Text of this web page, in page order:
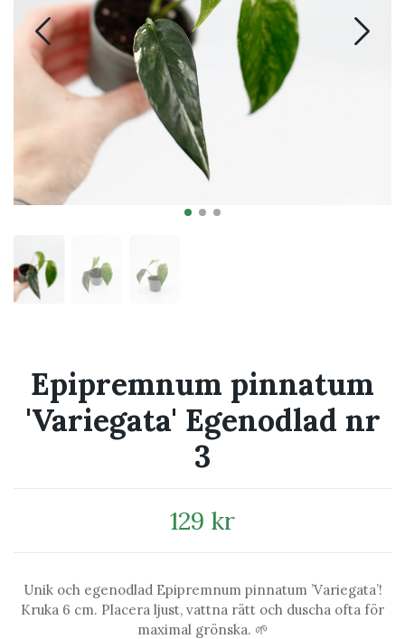
Epipremnum pinnatum
'Variegata' Egenodlad nr
3
129 kr
Unik och egenodlad Epipremnum pinnatum ’Variegata’!
Kruka 6 cm. Placera ljust, vattna rätt och duscha ofta för
maximal grönska. 🌱